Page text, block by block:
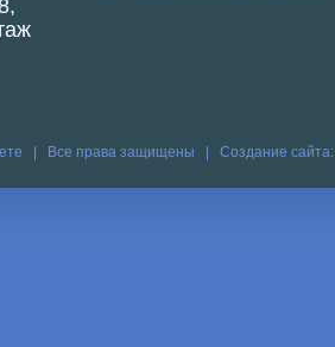
| Все права защищены | Создание сайта: